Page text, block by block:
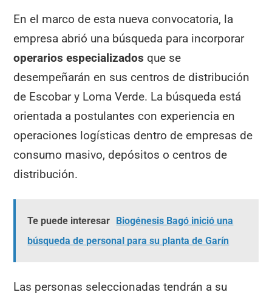
En el marco de esta nueva convocatoria, la
empresa abrió una búsqueda para incorporar
operarios especializados que se
desempeñarán en sus centros de distribución
de Escobar y Loma Verde. La búsqueda está
orientada a postulantes con experiencia en
operaciones logísticas dentro de empresas de
consumo masivo, depósitos o centros de
distribución.
Te puede interesar Biogénesis Bagó inició una
búsqueda de personal para su planta de Garín
Las personas seleccionadas tendrán a su